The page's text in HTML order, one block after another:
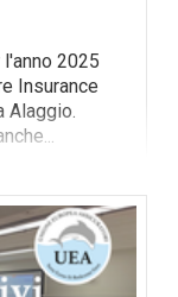
2025
Insurance
Alaggio.
...